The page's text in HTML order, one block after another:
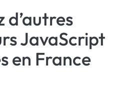
d’autres
JavaScript
en France